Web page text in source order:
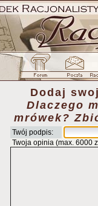
Dodaj
Dlaczego
mrówek?
Twój podpis:
Twoja opinia (max. 6000